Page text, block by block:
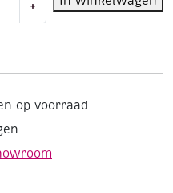
+
op voorraad